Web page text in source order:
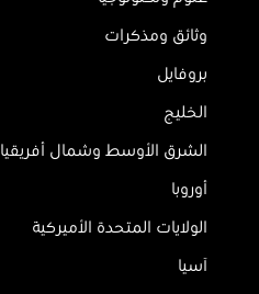
وثائق ومذكرات
بروفايل
الخليج
الشرق الأوسط وشمال أفريقيا
أوروبا
الولايات المتحدة الأميركية
آسيا